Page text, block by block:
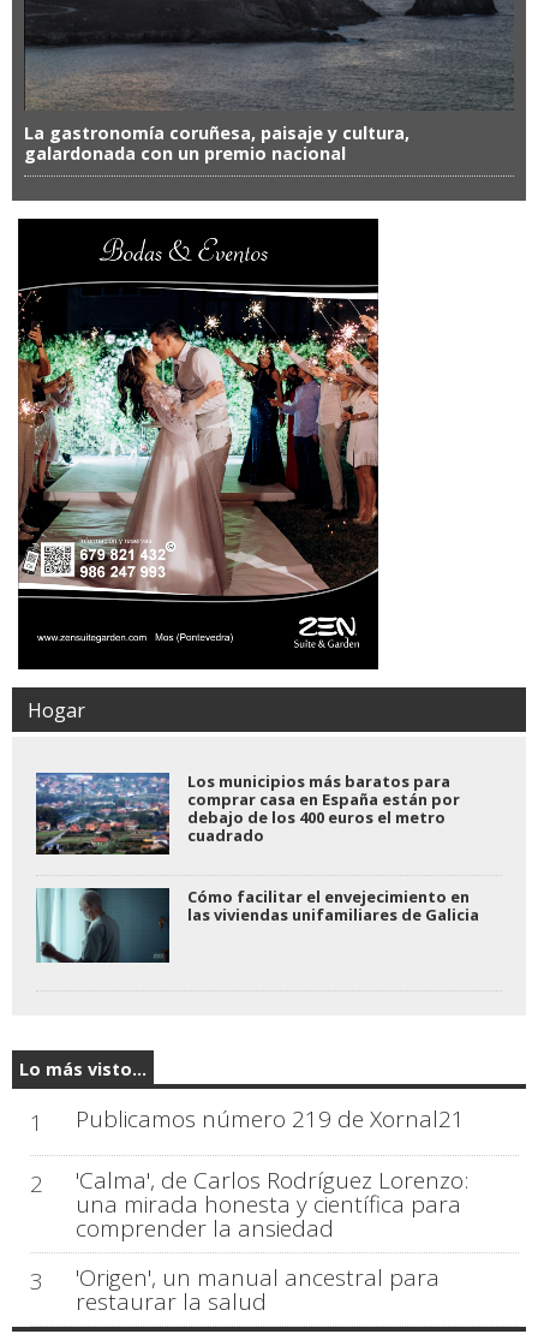
La gastronomía coruñesa, paisaje y cultura,
galardonada con un premio nacional
Hogar
Los municipios más baratos para
comprar casa en España están por
debajo de los 400 euros el metro
cuadrado
Cómo facilitar el envejecimiento en
las viviendas unifamiliares de Galicia
Lo más visto...
1 Publicamos número 219 de Xornal21
2 'Calma', de Carlos Rodríguez Lorenzo:
una mirada honesta y científica para
comprender la ansiedad
3
'Origen', un manual ancestral para
restaurar la salud